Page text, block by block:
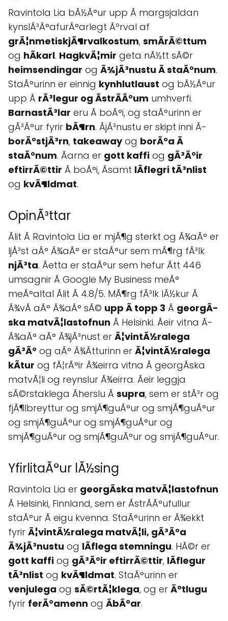
Ravintola Lia bÃ½Ã°ur upp Ã margsjaldan
kynslÃ³Ã°afurÃ°arlegt Ãºrval af
grÃ¦nmetiskjÃ¶rvalkostum, smÃrÃ©ttum
og hÃkarl. HagkvÃ¦mir geta nÃ½tt sÃ©r
heimsendingar og Ã¾jÃ³nustu Ã staÃ°num.
StaÃ°urinn er einnig kynhlutlaust og bÃ½Ã°ur
upp Ã rÃ³legur og ÃstrÃ­Ã°um umhverfi.
BarnastÃ³lar eru Ã­ boÃ°i, og staÃ°urinn er
gÃ³Ã°ur fyrir bÃ¶rn. ÃjÃ³nustu er skipt inni Ã­
borÃ°stjÃ³rn, takeawayog borÃ°a Ã
staÃ°num. Ãarna er gott kaffi og gÃ³Ã°ir
eftirrÃ©ttir Ã­ boÃ°i, Ãsamt lÃ­flegri tÃ³nlist
og kvÃ¶ldmat.
OpinÃ³ttar
Ãlit Ã Ravintola Lia er mjÃ¶g sterkt og Ã¾aÃ° er
ljÃ³st aÃ° Ã¾aÃ° er staÃ°ur sem mÃ¶rg fÃ³lk
njÃ³ta. Ãetta er staÃ°ur sem hefur Ãtt 446
umsagnir Ã Google My Business meÃ°
meÃ°altal Ãlit Ã 4.8/5. MÃ¶rg fÃ³lk lÃ½kur Ã
Ã¾vÃ­ aÃ° Ã¾aÃ° sÃ© upp Ã topp 3 Ã­ georgÃ­
ska matvÃ¦lastofnun Ã­ Helsinki. Ãeir vitna Ã­
Ã¾aÃ° aÃ° Ã¾jÃ³nust er Ã¦vintÃ½ralega
gÃ³Ã° og aÃ° Ã¾Ãtturinn er Ã¦vintÃ½ralega
kÃtur og fÃ¦rÃ°ir Ã¾eirra vitna Ã­ georgÃ­ska
matvÃ¦li og reynslur Ã¾eirra. Ãeir leggja
sÃ©rstaklega Ãherslu Ã supra, sem er stÃ³r og
fjÃ¶lbreyttur og smjÃ¶guÃ°ur og smjÃ¶guÃ°ur
og smjÃ¶guÃ°ur og smjÃ¶guÃ°ur og
smjÃ¶guÃ°ur og smjÃ¶guÃ°ur og smjÃ¶guÃ°ur.
YfirlitaÃ°ur lÃ½sing
Ravintola Lia er georgÃ­ska matvÃ¦lastofnun
Ã­ Helsinki, Finnland, sem er ÃstrÃ­Ã°ufullur
staÃ°ur Ã­ eigu kvenna. StaÃ°urinn er Ã¾ekkt
fyrir Ã¦vintÃ½ralega matvÃ¦li, gÃ³Ã°a
Ã¾jÃ³nustu og lÃ­flega stemningu. HÃ©r er
gott kaffi og gÃ³Ã°ir eftirrÃ©ttir, lÃ­flegur
tÃ³nlist og kvÃ¶ldmat. StaÃ°urinn er
venjulega og sÃ©rtÃ¦klega, og er Ãºtlugu
fyrir ferÃ°amenn og Ã­bÃºar.